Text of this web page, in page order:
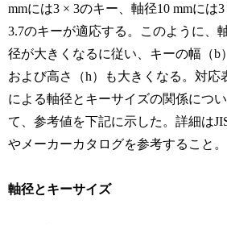
mmには3 × 3のキー、軸径10 mmには3
3.7のキーが適応する。このように、
径が大きくなるに従い、キーの幅（b）
および高さ（h）も大きくなる。対応
による軸径とキーサイズの関係につい
て、参考値を下記に示した。詳細は
やメーカーカタログを参考すること。
軸径とキーサイズ